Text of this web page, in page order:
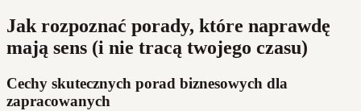
Jak rozpoznać porady, które naprawdę
mają sens (i nie tracą twojego czasu)
Cechy skutecznych porad biznesowych dla
zapracowanych